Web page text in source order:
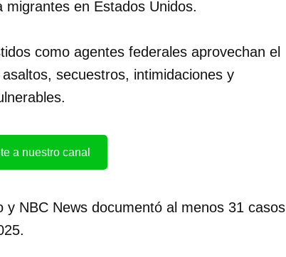
en Estados Unidos.
como agentes federales aprovechan el
secuestros, intimidaciones y
a nuestro canal
y NBC News documentó al menos 31 casos